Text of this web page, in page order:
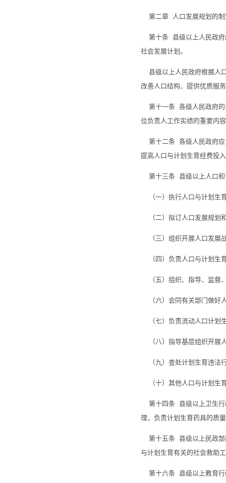
第二章 人口发展规划的制
第十条 县级以上人民政府
社会发展计划。
县级以上人民政府根据人
改善人口结构、提供优质服
第十一条 各级人民政府的
位负责人工作实绩的重要内
第十二条 各级人民政府应
提高人口与计划生育经费投
第十三条 县级以上人口和
（一）执行人口与计划生
（二）拟订人口发展规划
（三）组织开展人口发展
（四）负责人口与计划生
（五）组织、指导、监督
（六）会同有关部门做好
（七）负责流动人口计划
（八）指导基层组织开展
（九）查处计划生育违法
（十）其他人口与计划生
第十四条 县级以上卫生行
理，负责计划生育药具的质
第十五条 县级以上民政部
与计划生育有关的社会救助
第十六条 县级以上教育行